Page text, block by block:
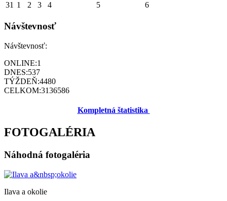
31 1 2 3 4 5 6
Návštevnosť
Návštevnosť:
ONLINE:1
DNES:537
TÝŽDEŇ:4480
CELKOM:3136586
Kompletná štatistika
FOTOGALÉRIA
Náhodná fotogaléria
Ilava a okolie